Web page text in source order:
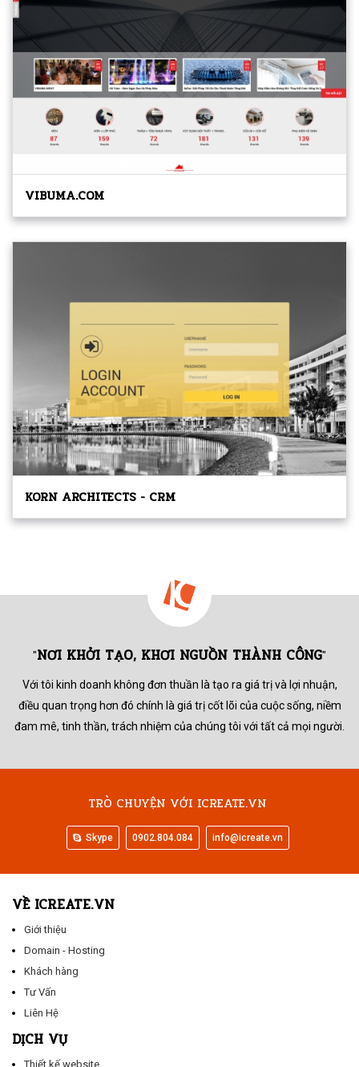
VIBUMA.COM
KORN ARCHITECTS - CRM
"NƠI KHỞI TẠO, KHƠI NGUỒN THÀNH CÔNG"
Với tôi kinh doanh không đơn thuần là tạo ra giá trị và lợi nhuận,
điều quan trọng hơn đó chính là giá trị cốt lõi của cuộc sống, niềm
đam mê, tinh thần, trách nhiệm của chúng tôi với tất cả mọi người.
TRÒ CHUYỆN VỚI ICREATE.VN
Skype 0902.804.084 info@icreate.vn
VỀ ICREATE.VN
Giới thiệu
Domain - Hosting
Khách hàng
Tư Vấn
Liên Hệ
DỊCH VỤ
Thiết kế website